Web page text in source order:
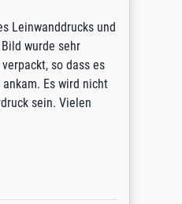
Leinwanddrucks und
wurde sehr
so dass es
Es wird nicht
sein. Vielen